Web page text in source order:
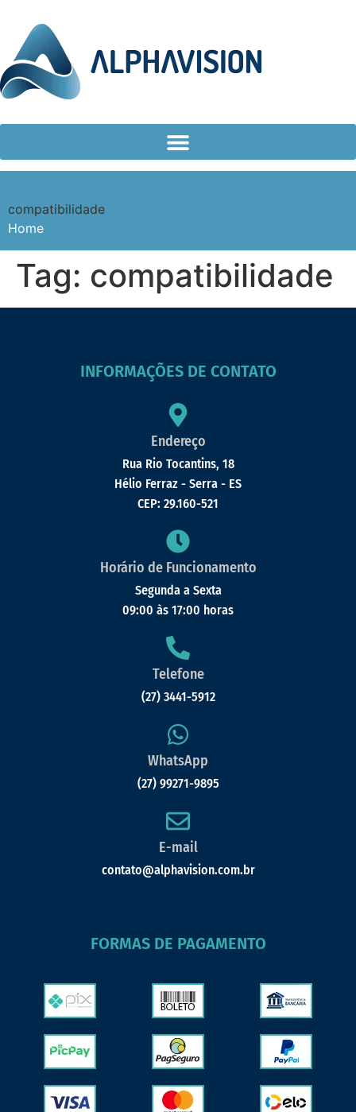
compatibilidade
Home
Tag: compatibilidade
INFORMAÇÕES DE CONTATO
Endereço
Rua Rio Tocantins, 18
Hélio Ferraz - Serra - ES
CEP: 29.160-521
Horário de Funcionamento
Segunda a Sexta
09:00 às 17:00 horas
Telefone
(27) 3441-5912
WhatsApp
(27) 99271-9895
E-mail
contato@alphavision.com.br
FORMAS DE PAGAMENTO